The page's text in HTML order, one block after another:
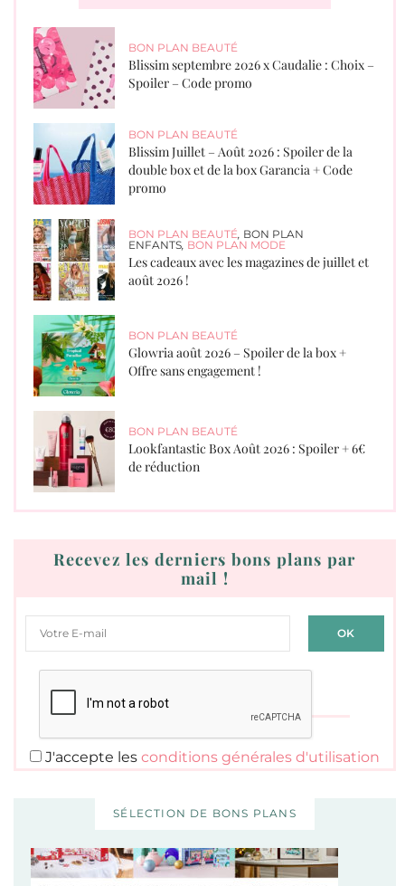
BON PLAN BEAUTÉ
Blissim septembre 2026 x Caudalie : Choix –
Spoiler – Code promo
BON PLAN BEAUTÉ
Blissim Juillet – Août 2026 : Spoiler de la
double box et de la box Garancia + Code
promo
BON PLAN BEAUTÉ, BON PLAN
ENFANTS, BON PLAN MODE
Les cadeaux avec les magazines de juillet et
août 2026 !
BON PLAN BEAUTÉ
Glowria août 2026 – Spoiler de la box +
Offre sans engagement !
BON PLAN BEAUTÉ
Lookfantastic Box Août 2026 : Spoiler + 6€
de réduction
Recevez les derniers bons plans par
mail !
J'accepte les conditions générales d'utilisation
SÉLECTION DE BONS PLANS